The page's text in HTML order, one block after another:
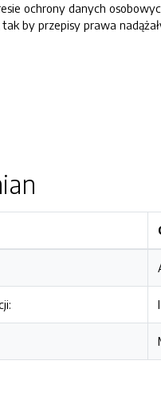
ochrony danych
by przepisy prawa